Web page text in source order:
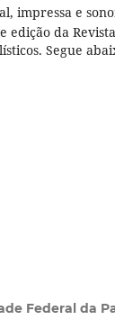
impressa e
da
Segue
Federal da